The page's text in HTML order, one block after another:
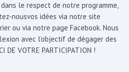
le respect de notre programme,
nousvos idées via notre site
ou via notre page Facebook. Nous
avec l’objectif de dégager des
VOTRE PARTICIPATION !